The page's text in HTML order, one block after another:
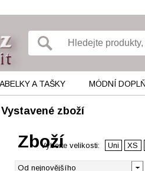
A TAŠKY MÓDNÍ
Vystavené zboží
ZbožíVyberte velikosti: Uni XS